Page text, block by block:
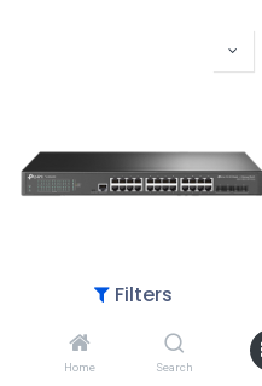
Filters
Home Search
250.00